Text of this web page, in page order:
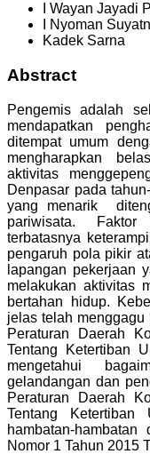
I Wayan Jayadi
I Nyoman
Kadek Sarna
Abstract
Pengemis adalah
mendapatkan
ditempat umum
mengharapkan
aktivitas
Denpasar pada
yang menarik
pariwisata. Faktor
terbatasnya
pengaruh pola pikir
lapangan pekerjaan
melakukan aktivitas
bertahan hidup.
jelas telah
Peraturan Daerah
Tentang Ketertiban
mengetahui
gelandangan dan
Peraturan Daerah
Tentang
hambatan-
Nomor 1 Tahun 2015